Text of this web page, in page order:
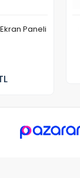
Paneli